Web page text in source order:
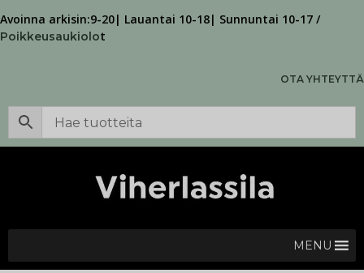
Avoinna arkisin:9-20| Lauantai 10-18| Sunnuntai 10-17 /
Poikkeusaukiolot
OTA YHTEYTTÄ
MENU